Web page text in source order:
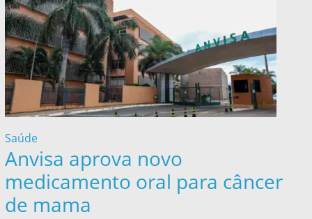
Saúde
Anvisa aprova novo
medicamento oral para câncer
de mama